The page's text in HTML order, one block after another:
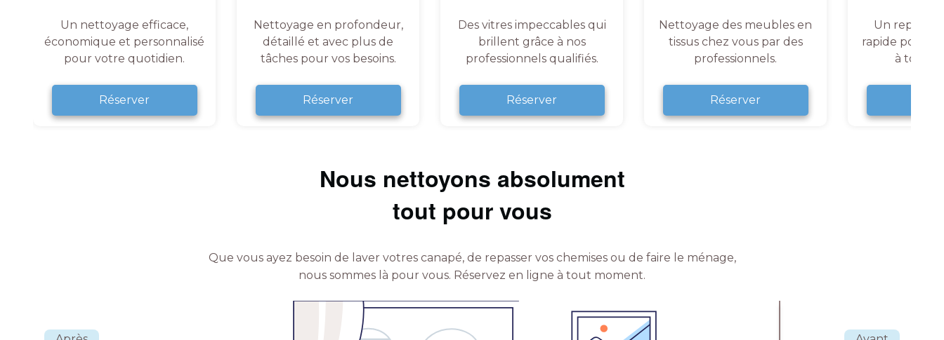
Un nettoyage efficace,
économique et personnalisé
pour votre quotidien.
Réserver
Nettoyage en profondeur,
détaillé et avec plus de
tâches pour vos besoins.
Réserver
Des vitres impeccables qui
brillent grâce à nos
professionnels qualifiés.
Réserver
Nettoyage des meubles en
tissus chez vous par des
professionnels.
Réserver
Un
rapide pour
à tout
Nous nettoyons absolument
tout pour vous
Que vous ayez besoin de laver votres canapé, de repasser vos chemises ou de faire le ménage,
nous sommes là pour vous. Réservez en ligne à tout moment.